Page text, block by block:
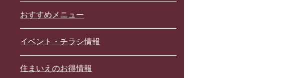
おすすめメニュー
イベント・チラシ情報
住まいえのお得情報